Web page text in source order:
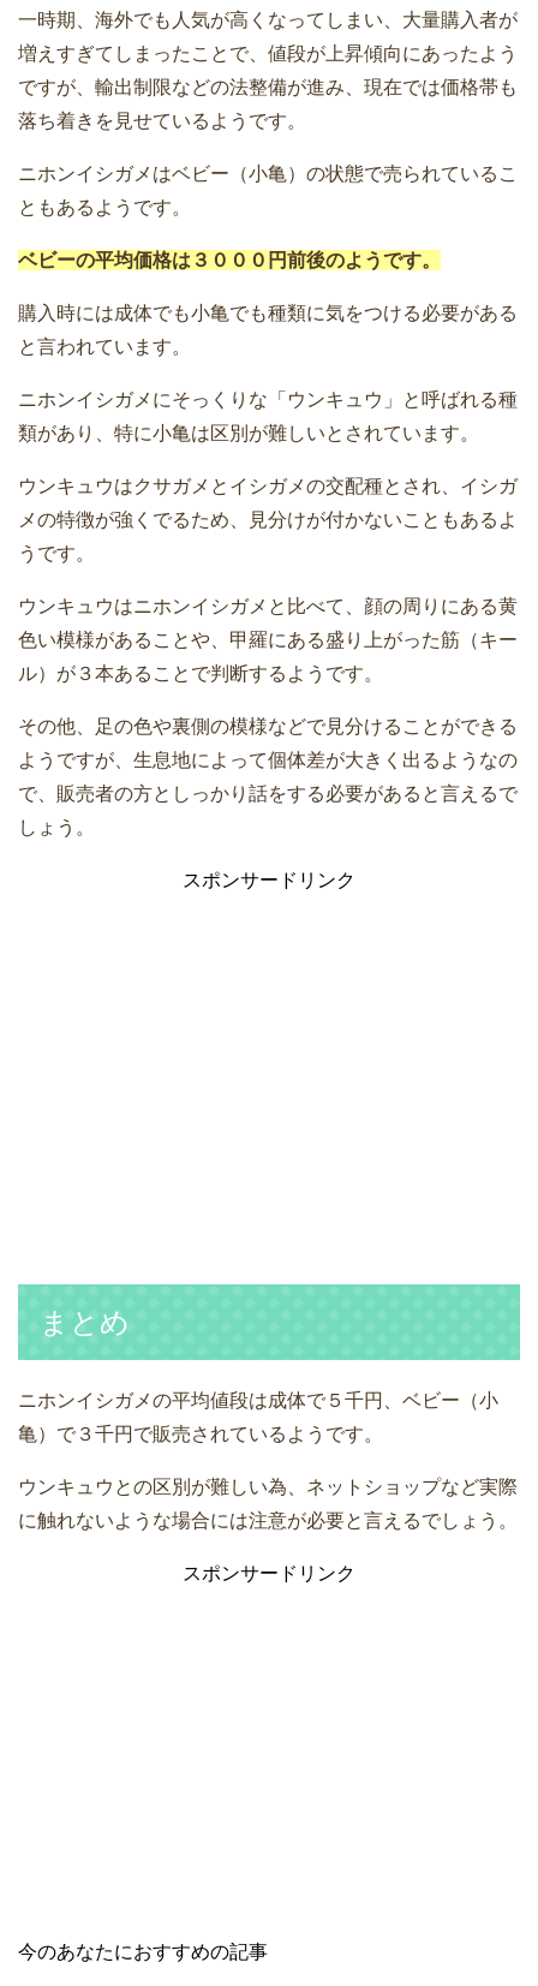
一時期、海外でも人気が高くなってしまい、大量購入者が
増えすぎてしまったことで、値段が上昇傾向にあったよう
ですが、輸出制限などの法整備が進み、現在では価格帯も
落ち着きを見せているようです。
ニホンイシガメはベビー（小亀）の状態で売られているこ
ともあるようです。
ベビーの平均価格は３０００円前後のようです。
購入時には成体でも小亀でも種類に気をつける必要がある
と言われています。
ニホンイシガメにそっくりな「ウンキュウ」と呼ばれる種
類があり、特に小亀は区別が難しいとされています。
ウンキュウはクサガメとイシガメの交配種とされ、イシガ
メの特徴が強くでるため、見分けが付かないこともあるよ
うです。
ウンキュウはニホンイシガメと比べて、顔の周りにある黄
色い模様があることや、甲羅にある盛り上がった筋（キー
ル）が３本あることで判断するようです。
その他、足の色や裏側の模様などで見分けることができる
ようですが、生息地によって個体差が大きく出るようなの
で、販売者の方としっかり話をする必要があると言えるで
しょう。
スポンサードリンク
まとめ
ニホンイシガメの平均値段は成体で５千円、ベビー（小
亀）で３千円で販売されているようです。
ウンキュウとの区別が難しい為、ネットショップなど実際
に触れないような場合には注意が必要と言えるでしょう。
スポンサードリンク
今のあなたにおすすめの記事